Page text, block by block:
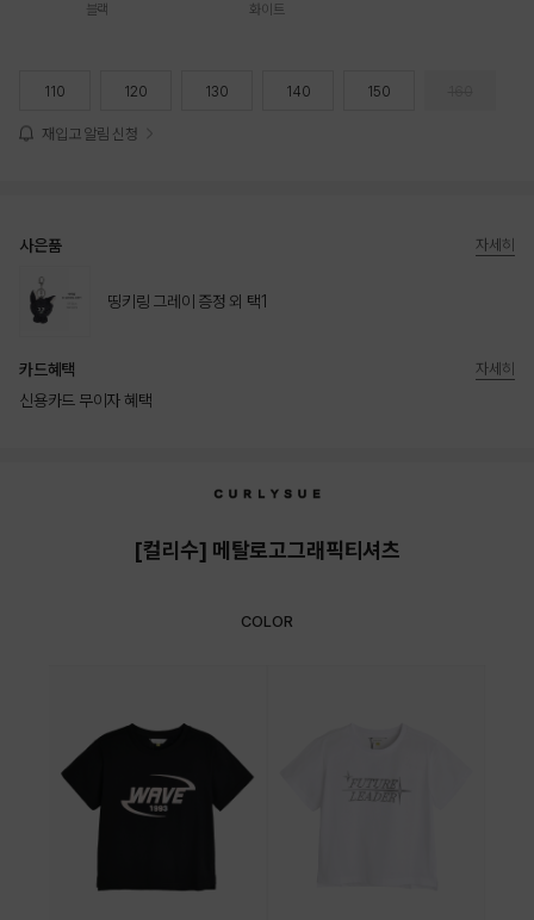
블랙 화이트
110 120 130 140 150
재입고 알림 신청
사은품
띵키링 그레이 증정 외 택1
자세히
카드혜택
신용카드 무이자 혜택
자세히
[컬리수] 메탈로고그래픽티셔츠
COLOR